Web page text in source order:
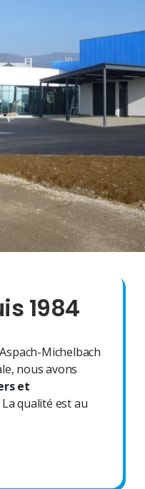
1984
Michelbach
nous avons
et
La qualité est au